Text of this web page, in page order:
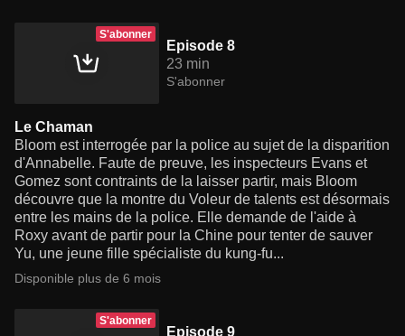
S'abonner
Episode 8
23 min
S'abonner
Le Chaman
Bloom est interrogée par la police au sujet de la disparition
d'Annabelle. Faute de preuve, les inspecteurs Evans et
Gomez sont contraints de la laisser partir, mais Bloom
découvre que la montre du Voleur de talents est désormais
entre les mains de la police. Elle demande de l'aide à
Roxy avant de partir pour la Chine pour tenter de sauver
Yu, une jeune fille spécialiste du kung-fu...
Disponible plus de 6 mois
S'abonner
Episode 9